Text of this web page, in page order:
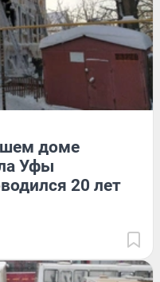
доме
Уфы
20 лет